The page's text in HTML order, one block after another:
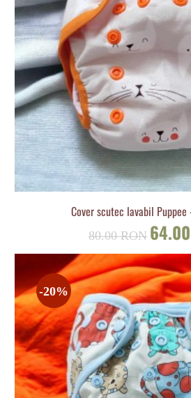
Cover scutec lavabil
80.00 RON
-20%